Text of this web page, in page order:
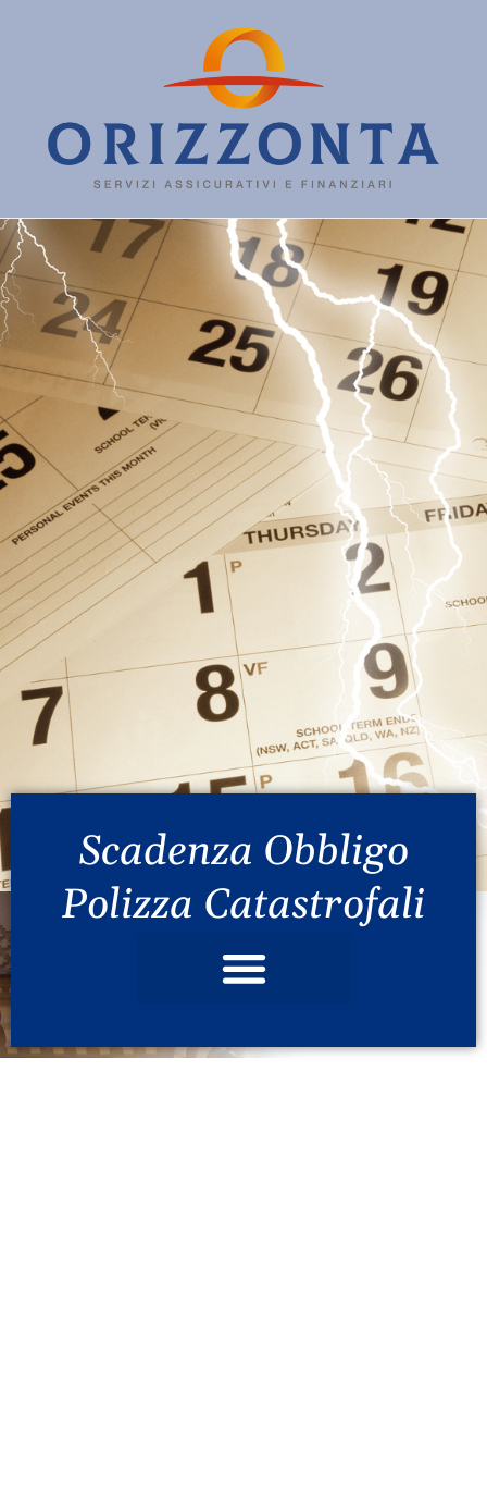
Scadenza Obbligo
Polizza Catastrofali